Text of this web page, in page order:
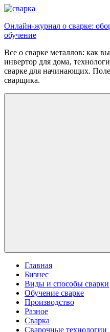
Перейти
содержимому
Онлайн-журнал о сварке:
обучение
Все о сварке металлов: как
инвертор для дома,
сварке для начинающих.
сварщика.
Главная
Бизнес
Виды и способы сварки
Обучение сварке
Производство
Разное
Сварка
Сварочные технологии